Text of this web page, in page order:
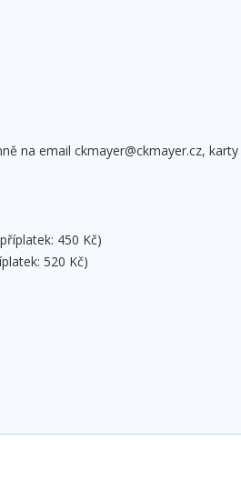
na email ckmayer@ckmayer.cz,
450 Kč)
520 Kč)